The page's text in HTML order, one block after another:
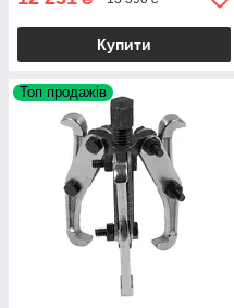
Купити
Топ продажів